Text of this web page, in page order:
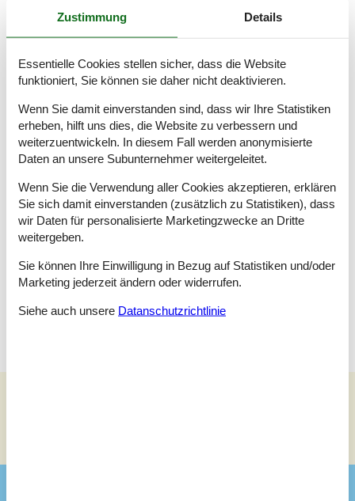
Die Wander- und Lauftouren deines Urlaubs können auch
Plantage oder einer Tour zum Aussichtspunkt Høstbjerg. Wenn
dein Urlaub auf Rømø stattfindet, hast du reichlich Gelegenheit,
Golf spielst, kannst du nach Havneby im Süden der Insel fahren,
um den guten Linksplatz auszuprobieren.
Raumaufteilung
Einzelbett - 90x200
Einzelbett - 90x200
Schlafzimmer
Schlafzimmer
Zustimmung Details
Essentielle Cookies stellen sicher, dass die Website
funktioniert, Sie können sie daher nicht deaktivieren.
Wenn Sie damit einverstanden sind, dass wir Ihre Statistiken
erheben, hilft uns dies, die Website zu verbessern und
weiterzuentwickeln. In diesem Fall werden anonymisierte
Daten an unsere Subunternehmer weitergeleitet.
Wenn Sie die Verwendung aller Cookies akzeptieren, erklären
Sie sich damit einverstanden (zusätzlich zu Statistiken), dass
wir Daten für personalisierte Marketingzwecke an Dritte
weitergeben.
Sie können Ihre Einwilligung in Bezug auf Statistiken und/oder
Marketing jederzeit ändern oder widerrufen.
Siehe auch unsere Datanschutzrichtlinie